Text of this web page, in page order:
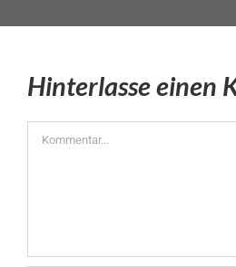
Hinterlasse einen